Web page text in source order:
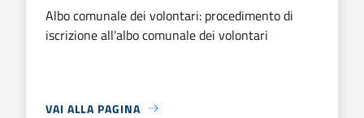
Albo comunale dei volontari: procedimento di
iscrizione all'albo comunale dei volontari
VAI ALLA PAGINA